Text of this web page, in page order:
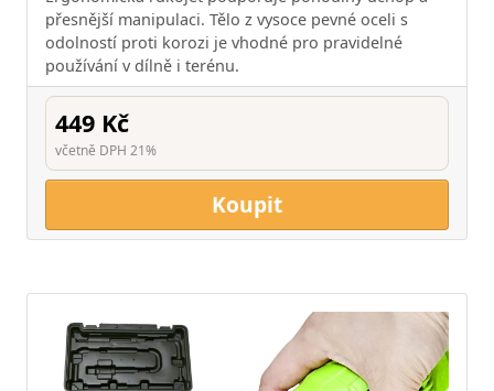
přesnější manipulaci. Tělo z vysoce pevné oceli s
odolností proti korozi je vhodné pro pravidelné
používání v dílně i terénu.
449 Kč
včetně DPH 21%
Koupit